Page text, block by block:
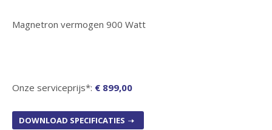
Magnetron vermogen 900 Watt
Onze serviceprijs*: € 899,00
DOWNLOAD SPECIFICATIES